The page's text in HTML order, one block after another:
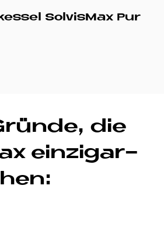
SolvisMax Pur
die
ein­zig­ar­